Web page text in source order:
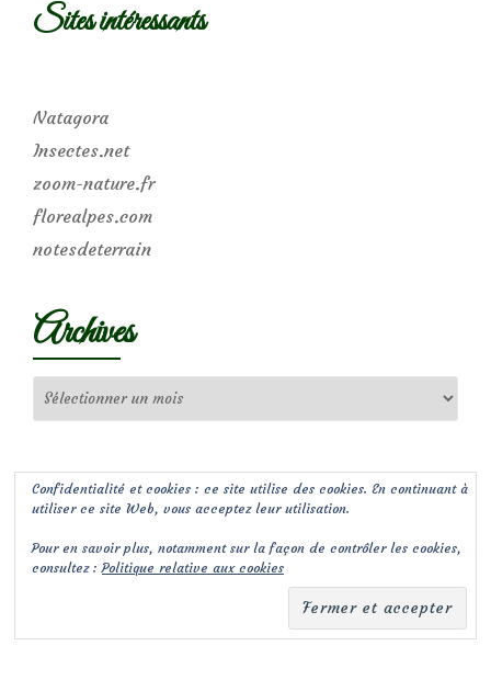
Sites intéressants
Natagora
Insectes.net
zoom-nature.fr
florealpes.com
notesdeterrain
Archives
Confidentialité et cookies : ce site utilise des cookies. En continuant à
utiliser ce site Web, vous acceptez leur utilisation.
Pour en savoir plus, notamment sur la façon de contrôler les cookies,
consultez :Politique relative aux cookies